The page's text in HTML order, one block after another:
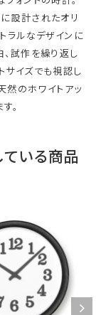
設計されたオリ
ラルなデザインに
試作を繰り返し
サイズでも視認し
然のホワイトアッ
。
いる商品